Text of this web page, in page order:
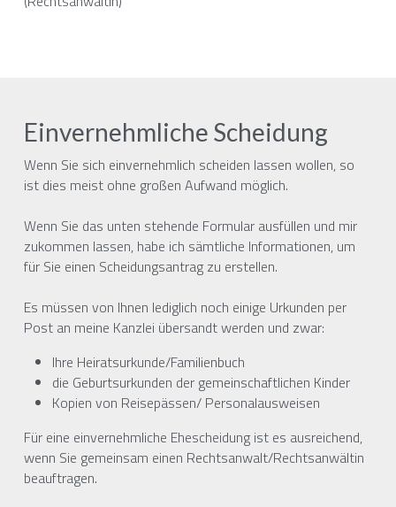
Einvernehmliche Scheidung
Wenn Sie sich einvernehmlich scheiden lassen wollen, so
ist dies meist ohne großen Aufwand möglich.
Wenn Sie das unten stehende Formular ausfüllen und mir
zukommen lassen, habe ich sämtliche Informationen, um
für Sie einen Scheidungsantrag zu erstellen.
Es müssen von Ihnen lediglich noch einige Urkunden per
Post an meine Kanzlei übersandt werden und zwar:
Ihre Heiratsurkunde/Familienbuch
die Geburtsurkunden der gemeinschaftlichen Kinder
Kopien von Reisepässen/ Personalausweisen
Für eine einvernehmliche Ehescheidung ist es ausreichend,
wenn Sie gemeinsam einen Rechtsanwalt/Rechtsanwältin
beauftragen.